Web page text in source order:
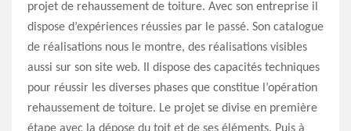
projet de rehaussement de toiture. Avec son entreprise il
dispose d’expériences réussies par le passé. Son catalogue
de réalisations nous le montre, des réalisations visibles
aussi sur son site web. Il dispose des capacités techniques
pour réussir les diverses phases que constitue l’opération
rehaussement de toiture. Le projet se divise en première